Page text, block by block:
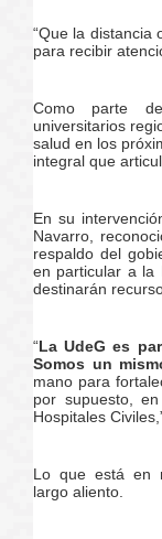
“Que la distancia
para recibir
Como parte
universitarios
salud en los
integral que
En su
Navarro,
respaldo del
en particular a la
destinarán
“La UdeG es
Somos un
mano para
por supuesto,
Hospitales
Lo que está en
largo aliento.